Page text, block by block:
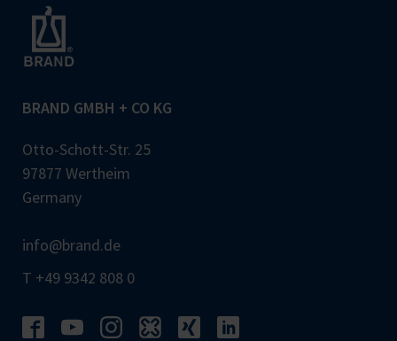
BRAND GMBH + CO KG
Otto-Schott-Str. 25
97877 Wertheim
Germany
info@brand.de
T +49 9342 808 0